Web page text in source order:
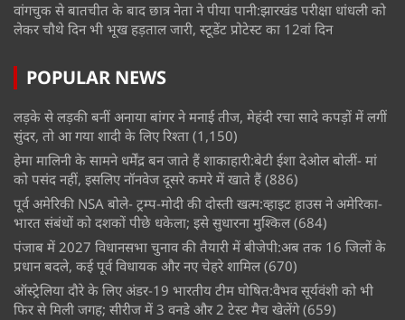
वांगचुक से बातचीत के बाद छात्र नेता ने पीया पानी:झारखंड परीक्षा धांधली को
लेकर चौथे दिन भी भूख हड़ताल जारी, स्टूडेंट प्रोटेस्ट का 12वां दिन
POPULAR NEWS
लड़के से लड़की बनीं अनाया बांगर ने मनाई तीज, मेहंदी रचा सादे कपड़ों में लगीं
सुंदर, तो आ गया शादी के लिए रिश्ता (1,150)
हेमा मालिनी के सामने धर्मेंद्र बन जाते हैं शाकाहारी:बेटी ईशा देओल बोलीं- मां
को पसंद नहीं, इसलिए नॉनवेज दूसरे कमरे में खाते हैं (886)
पूर्व अमेरिकी NSA बोले- ट्रम्प-मोदी की दोस्ती खत्म:व्हाइट हाउस ने अमेरिका-
भारत संबंधों को दशकों पीछे धकेला; इसे सुधारना मुश्किल (684)
पंजाब में 2027 विधानसभा चुनाव की तैयारी में बीजेपी:अब तक 16 जिलों के
प्रधान बदले, कई पूर्व विधायक और नए चेहरे शामिल (670)
ऑस्ट्रेलिया दौरे के लिए अंडर-19 भारतीय टीम घोषित:वैभव सूर्यवंशी को भी
फिर से मिली जगह; सीरीज में 3 वनडे और 2 टेस्ट मैच खेलेंगे (659)